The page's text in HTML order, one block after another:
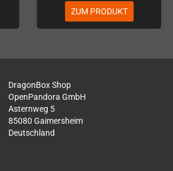
ZUM PRODUKT
DragonBox Shop
OpenPandora GmbH
Asternweg 5
85080 Gaimersheim
Deutschland